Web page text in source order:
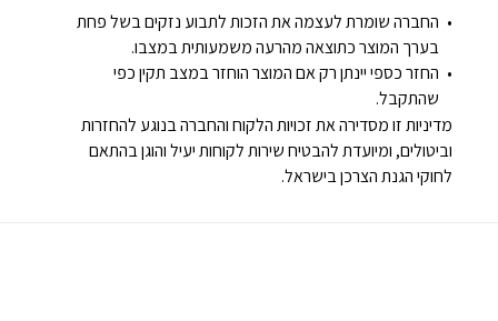
החברה שומרת לעצמה את הזכות לתבוע נזקים בשל פחת
בערך המוצר כתוצאה מהרעה משמעותית במצבו.
החזר כספי יינתן רק אם המוצר הוחזר במצב תקין כפי
שהתקבל.
מדיניות זו מסדירה את זכויות הלקוח והחברה בנוגע להחזרות
וביטולים, ומיועדת להבטיח שירות לקוחות יעיל והוגן בהתאם
לחוקי הגנת הצרכן בישראל.